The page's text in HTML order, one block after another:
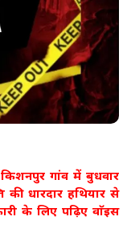
किशनपुर गांव में बुधवार
धारदार हथियार से
के लिए पढ़िए वाॅइस